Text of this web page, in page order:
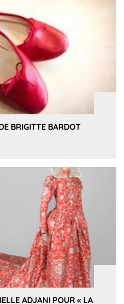
BRIGITTE BARDOT
ADJANI POUR « LA